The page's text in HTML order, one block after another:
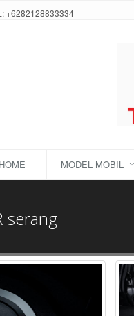
+6282128833334
HOME MODEL MOBIL
serang